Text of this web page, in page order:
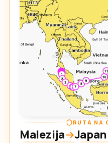
RUTA NA
Malezija Japan